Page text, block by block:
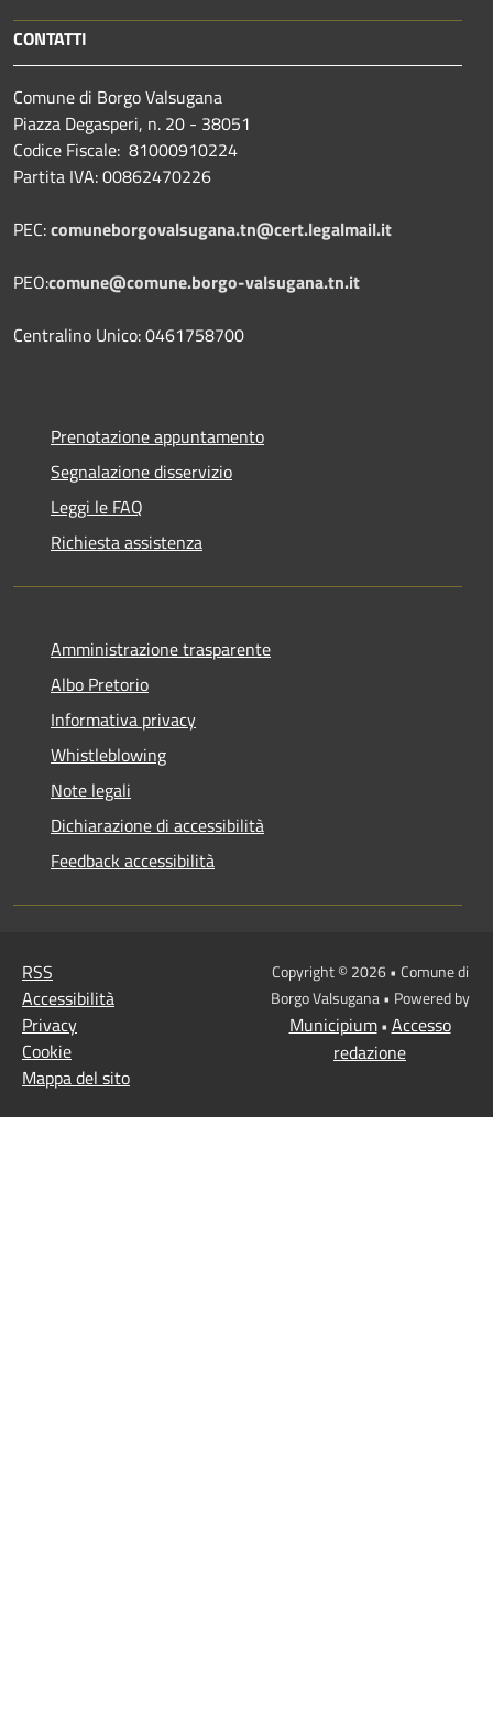
CONTATTI
Comune di Borgo Valsugana
Piazza Degasperi, n. 20 - 38051
Codice Fiscale: 81000910224
Partita IVA: 00862470226
PEC:comuneborgovalsugana.tn@cert.legalmail.it
PEO:comune@comune.borgo-valsugana.tn.it
Centralino Unico: 0461758700
Prenotazione appuntamento
Segnalazione disservizio
Leggi le FAQ
Richiesta assistenza
Amministrazione trasparente
Albo Pretorio
Informativa privacy
Whistleblowing
Note legali
Dichiarazione di accessibilità
Feedback accessibilità
RSS
Accessibilità
Privacy
Cookie
Mappa del sito
Copyright © 2026 • Comune di
Borgo Valsugana • Powered by
Municipium• Accesso
redazione